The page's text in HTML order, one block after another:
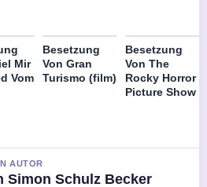
Mir
Vom
Besetzung
Von Gran
Turismo (film)
Besetzung
Von The
Rocky Horror
Picture Show
AUTOR
Simon Schulz Becker